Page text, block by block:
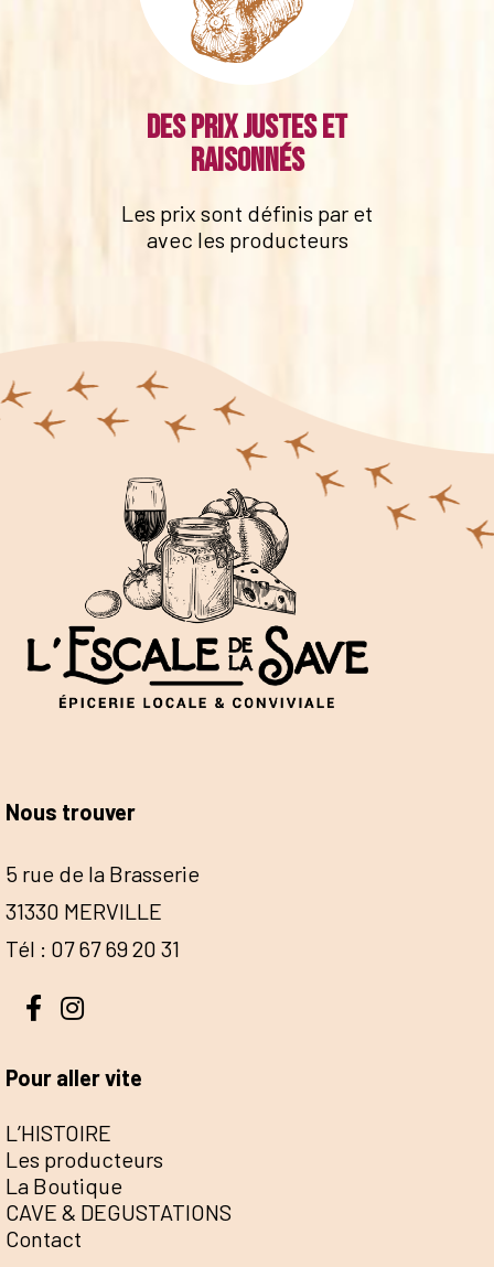
Des prix justes et
raisonnés
Les prix sont définis par et
avec les producteurs
Nous trouver
5 rue de la Brasserie
31330 MERVILLE
Tél : 07 67 69 20 31
Pour aller vite
L’HISTOIRE
Les producteurs
La Boutique
CAVE & DEGUSTATIONS
Contact